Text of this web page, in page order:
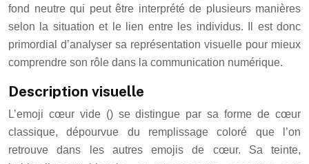
fond neutre qui peut être interprété de plusieurs manières
selon la situation et le lien entre les individus. Il est donc
primordial d’analyser sa représentation visuelle pour mieux
comprendre son rôle dans la communication numérique.
Description visuelle
L’emoji cœur vide () se distingue par sa forme de cœur
classique, dépourvue du remplissage coloré que l’on
retrouve dans les autres emojis de cœur. Sa teinte,